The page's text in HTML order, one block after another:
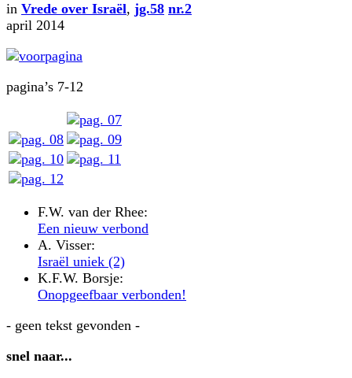
in Vrede over Israël, jg.58 nr.2
april 2014
pagina’s 7-12
F.W. van der Rhee:
Een nieuw verbond
A. Visser:
Israël uniek (2)
K.F.W. Borsje:
Onopgeefbaar verbonden!
- geen tekst gevonden -
snel naar...